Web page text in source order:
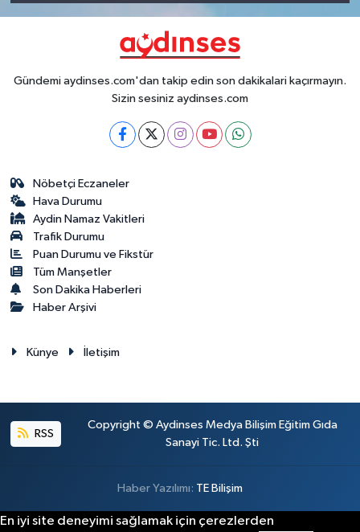
Gündemi aydinses.com'dan takip edin son dakikalari kaçırmayın.
Sizin sesiniz aydinses.com
Nöbetçi Eczaneler
Hava Durumu
Aydin Namaz Vakitleri
Trafik Durumu
Puan Durumu ve Fikstür
Tüm Manşetler
Son Dakika Haberleri
Haber Arşivi
Künye İletişim
RSS
Copyright © Aydinses Medya Bilişim Eğitim Gıda
Sanayi Tic. Ltd. Şti
Haber Yazılımı: TE Bilişim
En iyi site deneyimi sağlamak için çerezlerden